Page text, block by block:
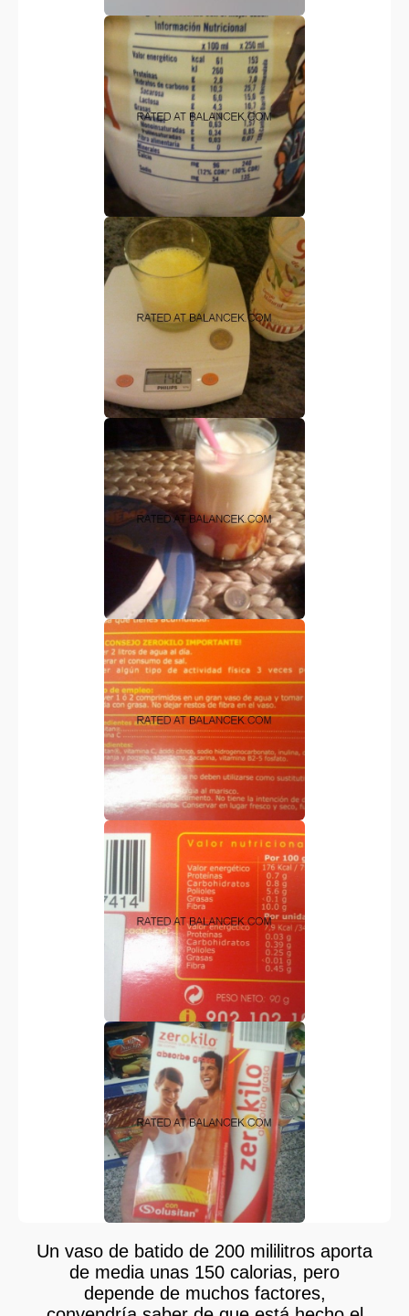
Un vaso de batido de 200 mililitros aporta
de media unas 150 calorias, pero
depende de muchos factores,